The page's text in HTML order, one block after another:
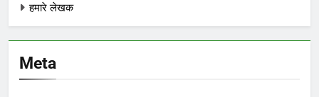
हमारे लेखक
Meta